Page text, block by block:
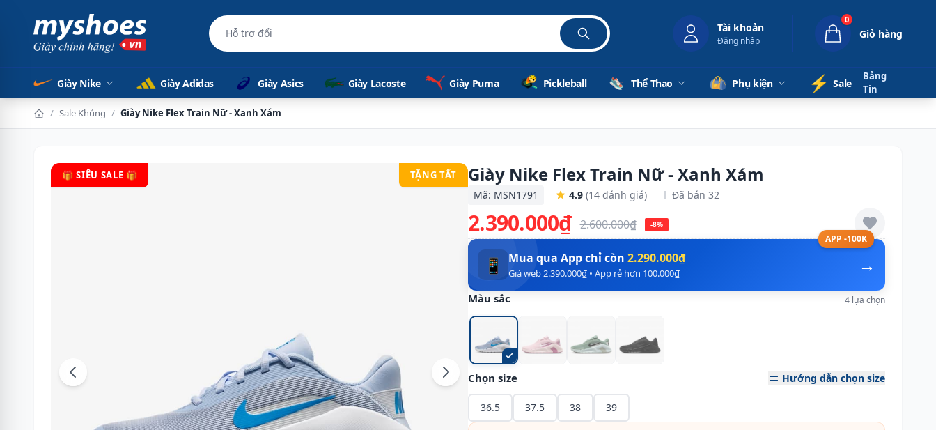
Hỗ trợ đổi hàng dễ dàng Tài khoản
Đăng nhập
0
Giỏ hàng
Giày Nike Giày Adidas Giày Asics Giày Lacoste Giày Puma Pickleball Thể Thao Phụ kiện ⚡️ Sale
Bảng
Tin
/ Sale Khủng / Giày Nike Flex Train Nữ - Xanh Xám
🎁 SIÊU SALE 🎁 TẶNG TẤT Giày Nike Flex Train Nữ - Xanh Xám
Mã: MSN1791 4.9 (14 đánh giá) Đã bán 32
2.390.000₫ 2.600.000₫ -8%
APP -100K
→
📱 Mua qua App chỉ còn 2.290.000₫
Giá web 2.390.000₫ • App rẻ hơn 100.000₫
Màu sắc 4 lựa chọn
Chọn size Hướng dẫn chọn size
36.5 37.5 38 39